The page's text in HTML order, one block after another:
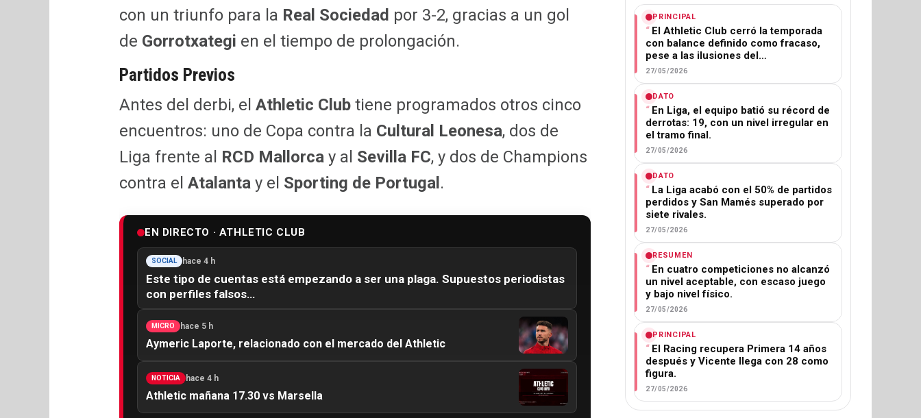
con un triunfo para la Real Sociedad por 3-2, gracias a un gol
de Gorrotxategi en el tiempo de prolongación.
Partidos Previos
Antes del derbi, el Athletic Club tiene programados otros cinco
encuentros: uno de Copa contra la Cultural Leonesa, dos de
Liga frente al RCD Mallorca y al Sevilla FC, y dos de Champions
contra el Atalanta y el Sporting de Portugal .
EN DIRECTO · ATHLETIC CLUB
SOCIAL hace 4 h
Este tipo de cuentas está empezando a ser una plaga. Supuestos periodistas
con perfiles falsos…
MICRO hace 5 h
Aymeric Laporte, relacionado con el mercado del Athletic
NOTICIA hace 4 h
Athletic mañana 17.30 vs Marsella
PRINCIPAL
El Athletic Club cerró la temporada
con balance definido como fracaso,
pese a las ilusiones del…
27/05/2026
DATO
En Liga, el equipo batió su récord de
derrotas: 19, con un nivel irregular en
el tramo final.
27/05/2026
DATO
La Liga acabó con el 50% de partidos
perdidos y San Mamés superado por
siete rivales.
27/05/2026
RESUMEN
En cuatro competiciones no alcanzó
un nivel aceptable, con escaso juego
y bajo nivel físico.
27/05/2026
PRINCIPAL
El Racing recupera Primera 14 años
después y Vicente llega con 28 como
figura.
27/05/2026